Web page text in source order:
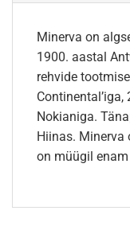
Minerva on
1900. aastal
rehvide
Nokianiga.
Hiinas. Minerva
on müügil